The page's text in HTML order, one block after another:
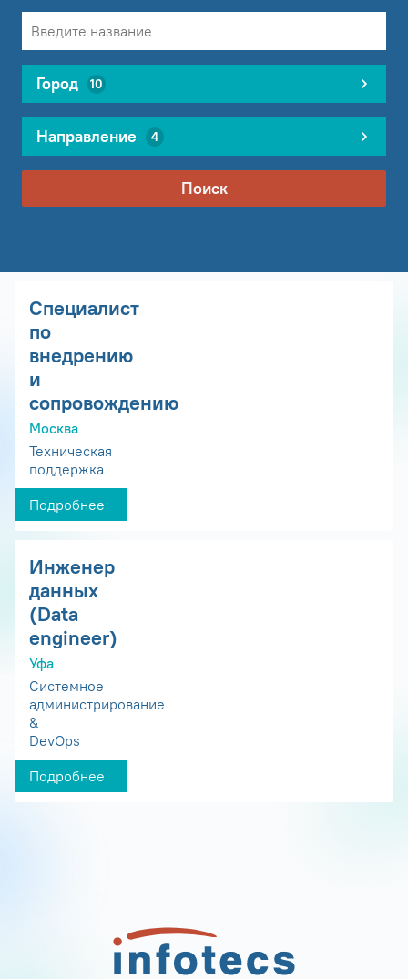
Город 10
Направление 4
Поиск
Специалист
по
внедрению
и
сопровождению
Москва
Техническая
поддержка
Подробнее
Инженер
данных
(Data
engineer)
Уфа
Системное
администрирование
&
DevOps
Подробнее